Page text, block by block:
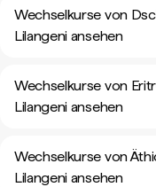
Wechselkurse von
Lilangeni ansehen
Wechselkurse von
Lilangeni ansehen
Wechselkurse von
Lilangeni ansehen